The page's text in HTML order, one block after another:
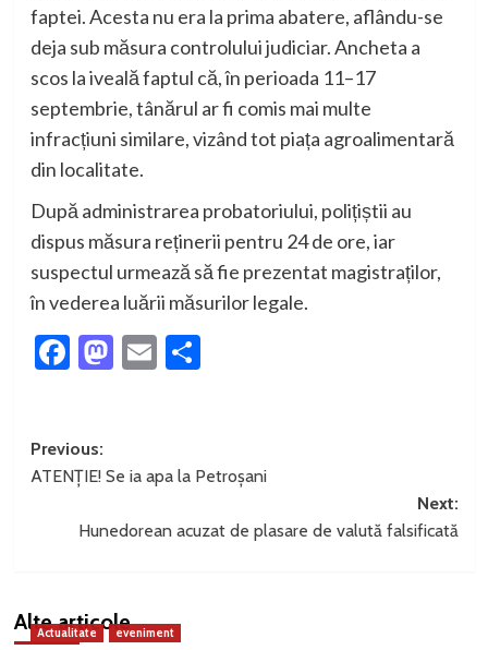
faptei. Acesta nu era la prima abatere, aflându-se
deja sub măsura controlului judiciar. Ancheta a
scos la iveală faptul că, în perioada 11–17
septembrie, tânărul ar fi comis mai multe
infracțiuni similare, vizând tot piața agroalimentară
din localitate.
După administrarea probatoriului, polițiștii au
dispus măsura reținerii pentru 24 de ore, iar
suspectul urmează să fie prezentat magistraților,
în vederea luării măsurilor legale.
Facebook
Mastodon
EmailPartajează
Post
navigation
Previous:
ATENȚIE! Se ia apa la Petroșani
Next:
Hunedorean acuzat de plasare de valută falsificată
Alte articole
Actualitate eveniment